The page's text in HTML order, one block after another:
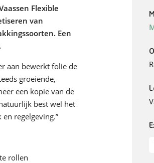
Flexible
van
Een
aan bewerkt folie de
groeiende,
een kopie van de
best wel het
regelgeving.”
rollen